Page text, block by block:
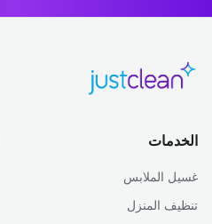
الخدمات
غسيل الملابس
تنظيف المنزل